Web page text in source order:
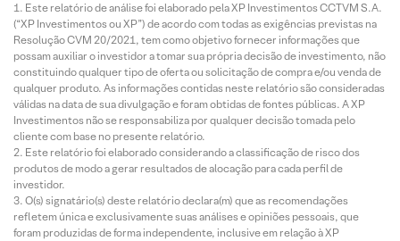
Este relatório de análise foi elaborado pela XP Investimentos CCTVM S.A.
(“XP Investimentos ou XP”) de acordo com todas as exigências previstas na
Resolução CVM 20/2021, tem como objetivo fornecer informações que
possam auxiliar o investidor a tomar sua própria decisão de investimento, não
constituindo qualquer tipo de oferta ou solicitação de compra e/ou venda de
qualquer produto. As informações contidas neste relatório são consideradas
válidas na data de sua divulgação e foram obtidas de fontes públicas. A XP
Investimentos não se responsabiliza por qualquer decisão tomada pelo
cliente com base no presente relatório.
Este relatório foi elaborado considerando a classificação de risco dos
produtos de modo a gerar resultados de alocação para cada perfil de
investidor.
O(s) signatário(s) deste relatório declara(m) que as recomendações
refletem única e exclusivamente suas análises e opiniões pessoais, que
foram produzidas de forma independente, inclusive em relação à XP